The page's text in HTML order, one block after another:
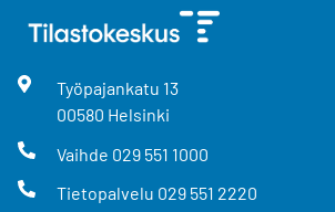
Työpajankatu 13
00580 Helsinki
Vaihde 029 551 1000
Tietopalvelu 029 551 2220